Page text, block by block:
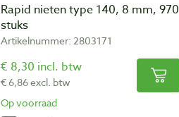
Rapid nieten type 140, 8 mm, 970
stuks
Artikelnummer: 2803171
€ 8,30 incl. btw
€ 6,86 excl. btw
Op voorraad